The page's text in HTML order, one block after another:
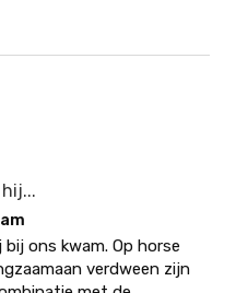
ons kwam. Op horse
verdween zijn